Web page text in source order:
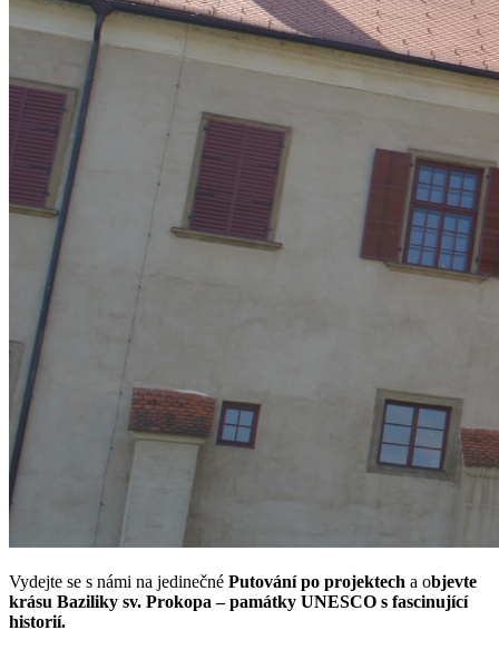
Vydejte se s námi na jedinečné Putování po projektech a objevte
krásu Baziliky sv. Prokopa – památky UNESCO s fascinující
historií.